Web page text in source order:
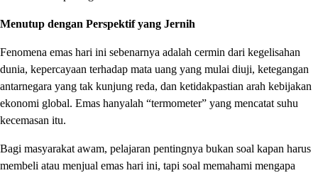
Menutup dengan Perspektif yang Jernih
Fenomena emas hari ini sebenarnya adalah cermin dari kegelisahan
dunia, kepercayaan terhadap mata uang yang mulai diuji, ketegangan
antarnegara yang tak kunjung reda, dan ketidakpastian arah kebijakan
ekonomi global. Emas hanyalah “termometer” yang mencatat suhu
kecemasan itu.
Bagi masyarakat awam, pelajaran pentingnya bukan soal kapan harus
membeli atau menjual emas hari ini, tapi soal memahami mengapa